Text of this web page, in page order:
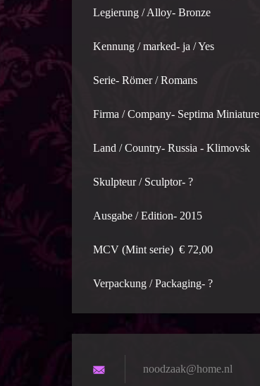
Legierung / Alloy- Bronze
Kennung / marked- ja / Yes
Serie- Römer / Romans
Firma / Company- Septima Miniature
Land / Country- Russia - Klimovsk
Skulpteur / Sculptor- ?
Ausgabe / Edition- 2015
MCV (Mint serie) € 72,00
Verpackung / Packaging- ?
noodzaak@home.nl